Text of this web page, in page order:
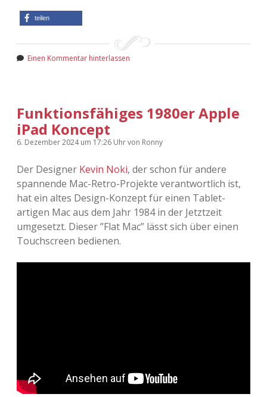
teilen
Einen Kommentar hinterlassen
Funktionsfähiges 1980er Apple
iPad Koncept
6. Dezember 2024um 17:26 Uhrvon Ronny
Der Designer Kevin Noki, der schon für andere
spannende Mac-Retro-Projekte verantwortlich ist,
hat ein altes Design-Konzept für einen Tablet-
artigen Mac aus dem Jahr 1984 in der Jetztzeit
umgesetzt. Dieser ”Flat Mac” lässt sich über einen
Touchscreen bedienen.